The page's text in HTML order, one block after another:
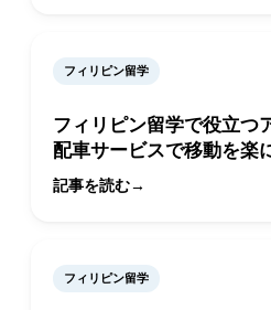
フィリピン留学
フィリピン留学で役立つ
配車サービスで移動を楽
記事を読む
フィリピン留学